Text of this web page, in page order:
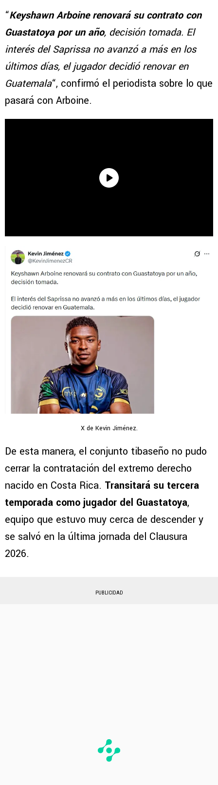
“Keyshawn Arboine renovará su contrato con
Guastatoya por un año, decisión tomada. El
interés del Saprissa no avanzó a más en los
últimos días, el jugador decidió renovar en
Guatemala“, confirmó el periodista sobre lo que
pasará con Arboine.
X de Kevin Jiménez.
De esta manera, el conjunto tibaseño no pudo
cerrar la contratación del extremo derecho
nacido en Costa Rica. Transitará su tercera
temporada como jugador del Guastatoya,
equipo que estuvo muy cerca de descender y
se salvó en la última jornada del Clausura
2026.
PUBLICIDAD